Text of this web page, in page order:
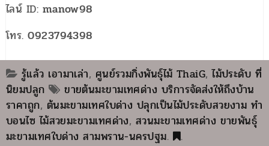
ไลน์ ID: manow98
โทร.0923794398
รู้แล้ว เอามาเล่า, ศูนย์รวมกิ่งพันธุ์ไม้ ThaiG,ไม้ประดับ ที่
นิยมปลูก
ขายต้นมะขามเทศด่าง บริการจัดส่งให้ถึงบ้าน
ราคาถูก, ต้นมะขามเทศใบด่าง ปลุกเป็นไม้ประดับสวยงาม ทำ
บอนไซ ไม้สวยมะขามเทศด่าง, สวนมะขามเทศด่าง ขายพันธุ์
มะขามเทศใบด่าง สามพราน-นครปฐม. .